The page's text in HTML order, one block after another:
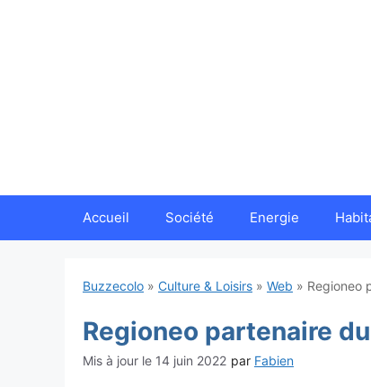
Accueil Société Energie
Buzzecolo » Culture & Loisirs » Web » Regioneo
Regioneo partenaire
14 juin 2022 par Fabien